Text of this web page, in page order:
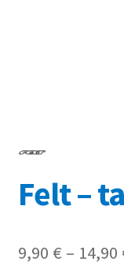
Tietoa meistä
Felt –
9,90 € – 14,90